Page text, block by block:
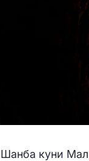
Шанба куни